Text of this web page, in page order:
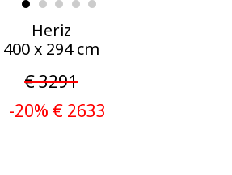
Heriz
400 x 294 cm
€ 3291
-20% € 2633